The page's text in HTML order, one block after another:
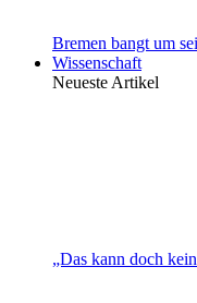
Bremen bangt um
Wissenschaft
Neueste Artikel
„Das kann doch